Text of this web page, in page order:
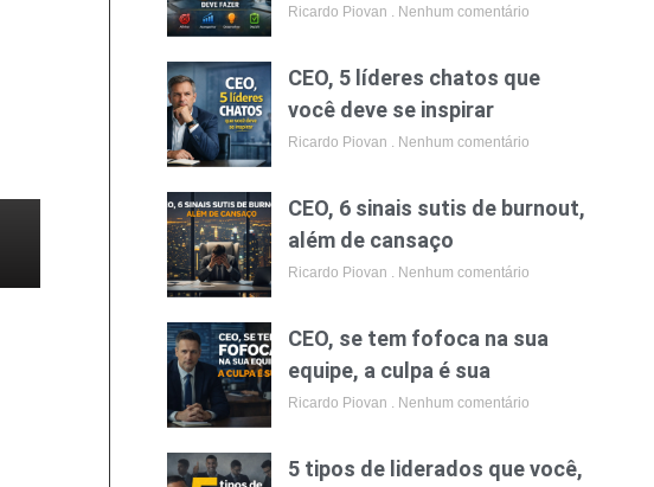
Ricardo Piovan Nenhum comentário
CEO, 5 líderes chatos que
você deve se inspirar
Ricardo Piovan Nenhum comentário
CEO, 6 sinais sutis de burnout,
além de cansaço
Ricardo Piovan Nenhum comentário
CEO, se tem fofoca na sua
equipe, a culpa é sua
Ricardo Piovan Nenhum comentário
5 tipos de liderados que você,